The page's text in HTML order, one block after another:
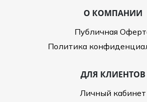
О КОМПАНИИ
Публичная
Политика
ДЛЯ КЛИЕНТОВ
Личный кабинет